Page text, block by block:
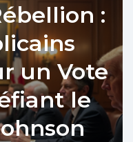
:
un Vote
le